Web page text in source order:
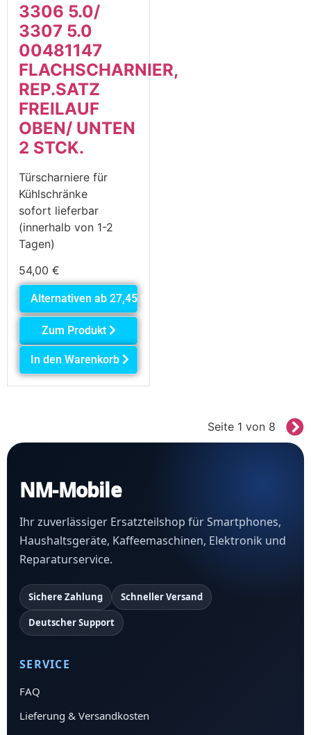
3306 5.0/
3307 5.0
00481147
FLACHSCHARNIER,
REP.SATZ
FREILAUF
OBEN/ UNTEN
2 STCK.
Türscharniere für
Kühlschränke
sofort lieferbar
(innerhalb von 1-2
Tagen)
54,00 €
Alternativen ab 27,45
Zum Produkt
In den Warenkorb
Seite 1 von 8
NM-Mobile
Ihr zuverlässiger Ersatzteilshop für Smartphones,
Haushaltsgeräte, Kaffeemaschinen, Elektronik und
Reparaturservice.
Sichere Zahlung Schneller Versand
Deutscher Support
SERVICE
FAQ
Lieferung & Versandkosten